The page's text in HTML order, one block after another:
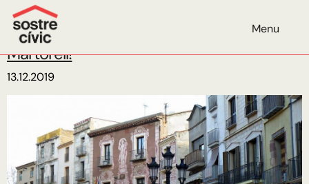
Menu
Mes:desembre de 2019
Impulsem l’habitatge cooperatiu a
Martorell!
13.12.2019